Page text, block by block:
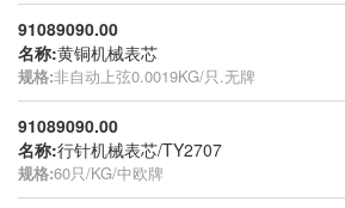
91089090.00
名称:黄铜机械表芯
规格:非自动上弦0.0019KG/只.无牌
91089090.00
名称:行针机械表芯/TY2707
规格:60只/KG/中欧牌